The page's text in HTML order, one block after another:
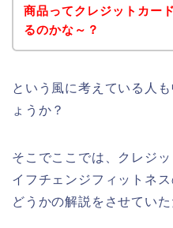
商品ってクレジットカー
るのかな～？
という風に考えている人
ょうか？
そこでここでは、クレジ
イフチェンジフィットネ
どうかの解説をさせていた